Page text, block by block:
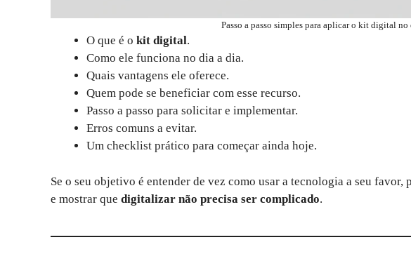
Passo a passo simples para aplicar o kit digital no
O que é o kit digital.
Como ele funciona no dia a dia.
Quais vantagens ele oferece.
Quem pode se beneficiar com esse recurso.
Passo a passo para solicitar e implementar.
Erros comuns a evitar.
Um checklist prático para começar ainda hoje.
Se o seu objetivo é entender de vez como usar a tecnologia a seu
e mostrar que digitalizar não precisa ser complicado.